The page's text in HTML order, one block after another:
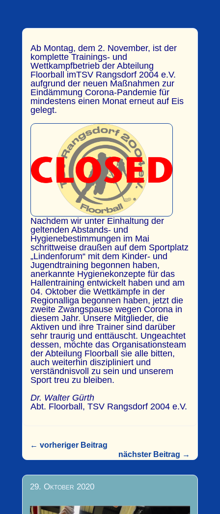
Ab Montag, dem 2. November, ist der
komplette Trainings- und
Wettkampfbetrieb der Abteilung
Floorball imTSV Rangsdorf 2004 e.V.
aufgrund der neuen Maßnahmen zur
Eindämmung Corona-Pandemie für
mindestens einen Monat erneut auf Eis
gelegt.
Nachdem wir unter Einhaltung der
geltenden Abstands- und
Hygienebestimmungen im Mai
schrittweise draußen auf dem Sportplatz
„Lindenforum“ mit dem Kinder- und
Jugendtraining begonnen haben,
anerkannte Hygienekonzepte für das
Hallentraining entwickelt haben und am
04. Oktober die Wettkämpfe in der
Regionalliga begonnen haben, jetzt die
zweite Zwangspause wegen Corona in
diesem Jahr. Unsere Mitglieder, die
Aktiven und ihre Trainer sind darüber
sehr traurig und enttäuscht. Ungeachtet
dessen, möchte das Organisationsteam
der Abteilung Floorball sie alle bitten,
auch weiterhin diszipliniert und
verständnisvoll zu sein und unserem
Sport treu zu bleiben.
Dr. Walter Gürth
Abt. Floorball, TSV Rangsdorf 2004 e.V.
← vorheriger Beitrag
nächster Beitrag →
29. Oktober 2020